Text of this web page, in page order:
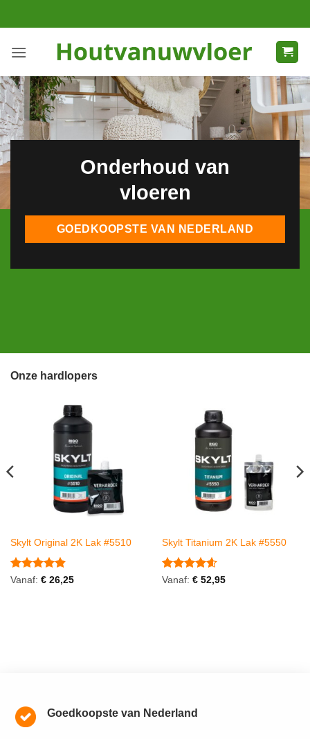
naar
Onderhoud van
vloeren
GOEDKOOPSTE VAN NEDERLAND
Onze hardlopers
Skylt Original 2K Lak #5510
Gewaardeerd
Vanaf: €26,25
Skylt Titanium 2K Lak #5550
Gewaardeerd
Vanaf: €52,95
Goedkoopste van Nederland